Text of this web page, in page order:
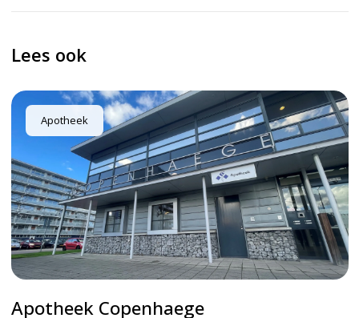
Lees ook
Apotheek
Apotheek Copenhaege